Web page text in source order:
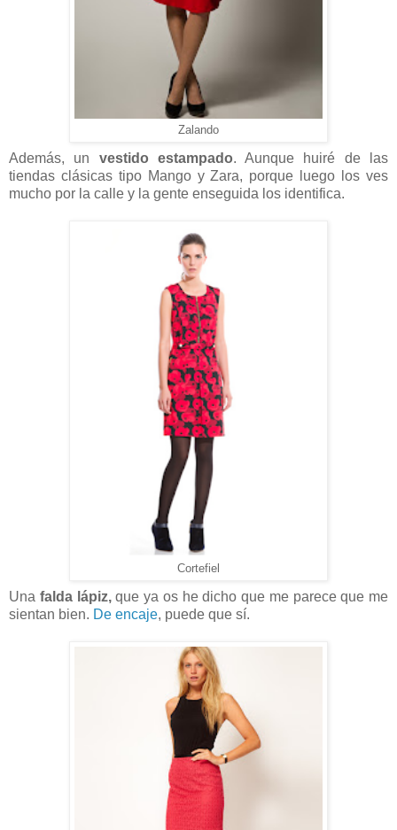
Zalando
Además, un vestido estampado. Aunque huiré de las
tiendas clásicas tipo Mango y Zara, porque luego los ves
mucho por la calle y la gente enseguida los identifica.
Cortefiel
Una falda lápiz,que ya os he dicho que me parece que me
sientan bien. De encaje, puede que sí.